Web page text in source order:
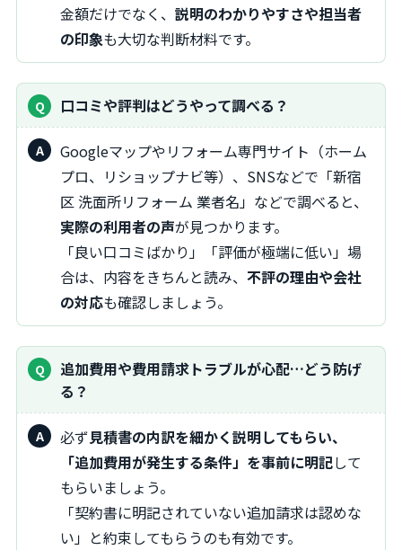
金額だけでなく、 説明のわかりやすさや担当者
の印象も大切な判断材料です。
口コミや評判はどうやって調べる？
Googleマップやリフォーム専門サイト（ホーム
プロ、リショップナビ等）、SNSなどで「新宿
区 洗面所リフォーム 業者名」などで調べると、
実際の利用者の声が見つかります。
「良い口コミばかり」「評価が極端に低い」場
合は、内容をきちんと読み、 不評の理由や会社
の対応も確認しましょう。
追加費用や費用請求トラブルが心配…どう防げ
る？
必ず見積書の内訳を細かく説明してもらい、
「追加費用が発生する条件」を事前に明記して
もらいましょう。
「契約書に明記されていない追加請求は認めな
い」と約束してもらうのも有効です。